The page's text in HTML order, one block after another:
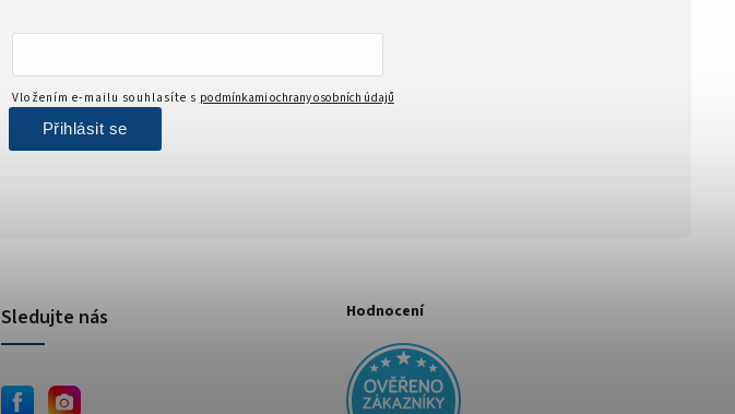
Vložením e-mailu souhlasíte s podmínkami ochrany osobních údajů
Přihlásit se
Sledujte nás Hodnocení